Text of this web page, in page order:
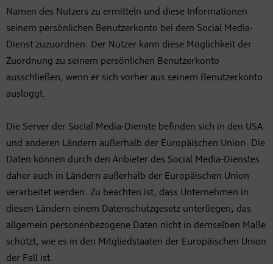
Namen des Nutzers zu ermitteln und diese Informationen
seinem persönlichen Benutzerkonto bei dem Social Media-
Dienst zuzuordnen. Der Nutzer kann diese Möglichkeit der
Zuordnung zu seinem persönlichen Benutzerkonto
ausschließen, wenn er sich vorher aus seinem Benutzerkonto
ausloggt.
Die Server der Social Media-Dienste befinden sich in den USA
und anderen Ländern außerhalb der Europäischen Union. Die
Daten können durch den Anbieter des Social Media-Dienstes
daher auch in Ländern außerhalb der Europäischen Union
verarbeitet werden. Zu beachten ist, dass Unternehmen in
diesen Ländern einem Datenschutzgesetz unterliegen, das
allgemein personenbezogene Daten nicht in demselben Maße
schützt, wie es in den Mitgliedstaaten der Europäischen Union
der Fall ist.